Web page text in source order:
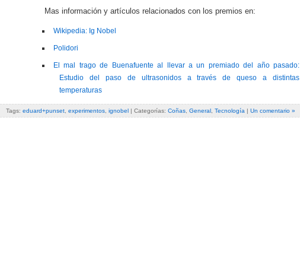
Mas información y artículos relacionados con los premios en:
Wikipedia: Ig Nobel
Polidori
El mal trago de Buenafuente al llevar a un premiado del año pasado:
Estudio del paso de ultrasonidos a través de queso a distintas
temperaturas
Tags: eduard+punset, experimentos, ignobel | Categorías: Coñas, General, Tecnología | Un comentario »